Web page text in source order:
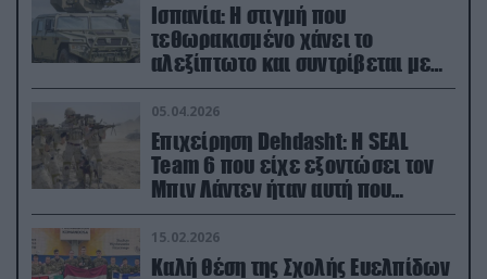
Ισπανία: Η στιγμή που
τεθωρακισμένο χάνει το
αλεξίπτωτο και συντρίβεται με
ορμή στο έδαφος (βίντεο)
05.04.2026
Επιχείρηση Dehdasht: Η SEAL
Team 6 που είχε εξοντώσει τον
Μπιν Λάντεν ήταν αυτή που
διέσωσε τον πιλότο του F-15
15.02.2026
Καλή θέση της Σχολής Ευελπίδων